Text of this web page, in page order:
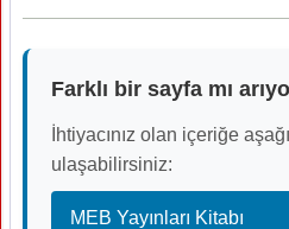
Farklı bir sayfa mı
İhtiyacınız olan içeriğe
ulaşabilirsiniz:
MEB Yayınları Kitabı